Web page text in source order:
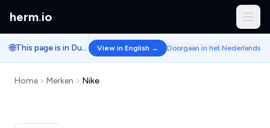
herm.io
🌐 This page is in Dutch. View in English → Doorgaan in het Nederlands
Home Merken Nike